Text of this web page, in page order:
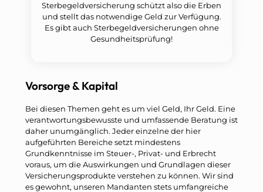
Sterbegeldversicherung schützt also die Erben
und stellt das notwendige Geld zur Verfügung.
Es gibt auch Sterbegeldversicherungen ohne
Gesundheitsprüfung!
Vorsorge & Kapital
Bei diesen Themen geht es um viel Geld, Ihr Geld. Eine
verantwortungsbewusste und umfassende Beratung ist
daher unumgänglich. Jeder einzelne der hier
aufgeführten Bereiche setzt mindestens
Grundkenntnisse im Steuer-, Privat- und Erbrecht
voraus, um die Auswirkungen und Grundlagen dieser
Versicherungsprodukte verstehen zu können. Wir sind
es gewohnt, unseren Mandanten stets umfangreiche